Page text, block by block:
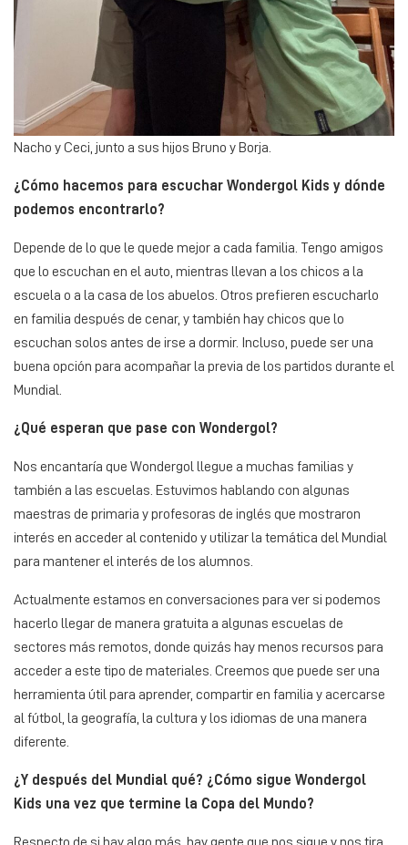
Nacho y Ceci, junto a sus hijos Bruno y Borja.
¿Cómo hacemos para escuchar Wondergol Kids y dónde
podemos encontrarlo?
Depende de lo que le quede mejor a cada familia. Tengo amigos
que lo escuchan en el auto, mientras llevan a los chicos a la
escuela o a la casa de los abuelos. Otros prefieren escucharlo
en familia después de cenar, y también hay chicos que lo
escuchan solos antes de irse a dormir. Incluso, puede ser una
buena opción para acompañar la previa de los partidos durante el
Mundial.
¿Qué esperan que pase con Wondergol?
Nos encantaría que Wondergol llegue a muchas familias y
también a las escuelas. Estuvimos hablando con algunas
maestras de primaria y profesoras de inglés que mostraron
interés en acceder al contenido y utilizar la temática del Mundial
para mantener el interés de los alumnos.
Actualmente estamos en conversaciones para ver si podemos
hacerlo llegar de manera gratuita a algunas escuelas de
sectores más remotos, donde quizás hay menos recursos para
acceder a este tipo de materiales. Creemos que puede ser una
herramienta útil para aprender, compartir en familia y acercarse
al fútbol, la geografía, la cultura y los idiomas de una manera
diferente.
¿Y después del Mundial qué? ¿Cómo sigue Wondergol
Kids una vez que termine la Copa del Mundo?